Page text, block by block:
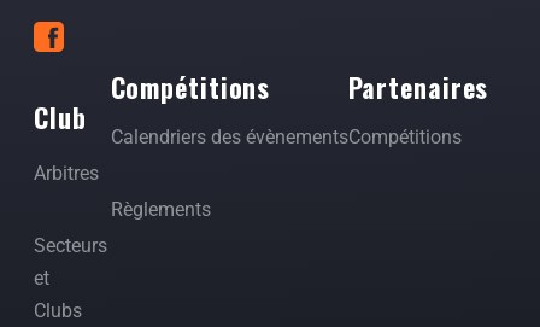
Club
Arbitres
Secteurs
et
Clubs
Compétitions
Calendriers des évènements
Règlements
Partenaires
Compétitions